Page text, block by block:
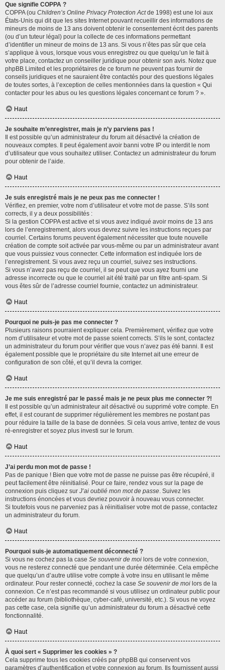
Que signifie COPPA ?
COPPA (ou Children’s Online Privacy Protection Actde 1998) est une loi aux
États-Unis qui dit que les sites Internet pouvant recueillir des informations de
mineurs de moins de 13 ans doivent obtenir le consentement écrit des parents
(ou d’un tuteur légal) pour la collecte de ces informations permettant
d’identifier un mineur de moins de 13 ans. Si vous n’êtes pas sûr que cela
s’applique à vous, lorsque vous vous enregistrez ou que quelqu’un le fait à
votre place, contactez un conseiller juridique pour obtenir son avis. Notez que
phpBB Limited et les propriétaires de ce forum ne peuvent pas fournir de
conseils juridiques et ne sauraient être contactés pour des questions légales
de toutes sortes, à l’exception de celles mentionnées dans la question « Qui
contacter pour les abus ou les questions légales concernant ce forum ? ».
Haut
Je souhaite m’enregistrer, mais je n’y parviens pas !
Il est possible qu’un administrateur du forum ait désactivé la création de
nouveaux comptes. Il peut également avoir banni votre IP ou interdit le nom
d’utilisateur que vous souhaitez utiliser. Contactez un administrateur du forum
pour obtenir de l’aide.
Haut
Je suis enregistré mais je ne peux pas me connecter !
Vérifiez, en premier, votre nom d’utilisateur et votre mot de passe. S’ils sont
corrects, il y a deux possibilités :
Si la gestion COPPA est active et si vous avez indiqué avoir moins de 13 ans
lors de l’enregistrement, alors vous devrez suivre les instructions reçues par
courriel. Certains forums peuvent également nécessiter que toute nouvelle
création de compte soit activée par vous-même ou par un administrateur avant
que vous puissiez vous connecter. Cette information est indiquée lors de
l’enregistrement. Si vous avez reçu un courriel, suivez ses instructions.
Si vous n’avez pas reçu de courriel, il se peut que vous ayez fourni une
adresse incorrecte ou que le courriel ait été traité par un filtre anti-spam. Si
vous êtes sûr de l’adresse courriel fournie, contactez un administrateur.
Haut
Pourquoi ne puis-je pas me connecter ?
Plusieurs raisons pourraient expliquer cela. Premièrement, vérifiez que votre
nom d’utilisateur et votre mot de passe soient corrects. S’ils le sont, contactez
un administrateur du forum pour vérifier que vous n’avez pas été banni. Il est
également possible que le propriétaire du site Internet ait une erreur de
configuration de son côté, et qu’il devra la corriger.
Haut
Je me suis enregistré par le passé mais je ne peux plus me connecter ?!
Il est possible qu’un administrateur ait désactivé ou supprimé votre compte. En
effet, il est courant de supprimer régulièrement les membres ne postant pas
pour réduire la taille de la base de données. Si cela vous arrive, tentez de vous
ré-enregistrer et soyez plus investi sur le forum.
Haut
J’ai perdu mon mot de passe !
Pas de panique ! Bien que votre mot de passe ne puisse pas être récupéré, il
peut facilement être réinitialisé. Pour ce faire, rendez vous sur la page de
connexion puis cliquez sur J’ai oublié mon mot de passe. Suivez les
instructions énoncées et vous devriez pouvoir à nouveau vous connecter.
Si toutefois vous ne parveniez pas à réinitialiser votre mot de passe, contactez
un administrateur du forum.
Haut
Pourquoi suis-je automatiquement déconnecté ?
Si vous ne cochez pas la case Se souvenir de moi lors de votre connexion,
vous ne resterez connecté que pendant une durée déterminée. Cela empêche
que quelqu’un d’autre utilise votre compte à votre insu en utilisant le même
ordinateur. Pour rester connecté, cochez la case Se souvenir de moi lors de la
connexion. Ce n’est pas recommandé si vous utilisez un ordinateur public pour
accéder au forum (bibliothèque, cyber-café, université, etc.). Si vous ne voyez
pas cette case, cela signifie qu’un administrateur du forum a désactivé cette
fonctionnalité.
Haut
À quoi sert « Supprimer les cookies » ?
Cela supprime tous les cookies créés par phpBB qui conservent vos
paramètres d’authentification et votre connexion au forum. Ils fournissent aussi